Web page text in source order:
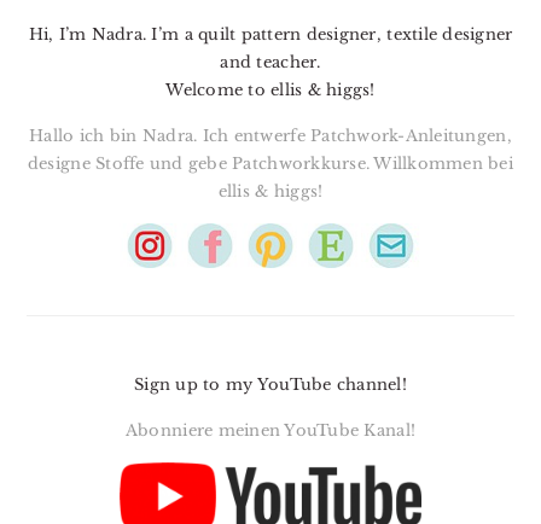
Hi, I’m Nadra. I’m a quilt pattern designer, textile designer
and teacher.
Welcome to ellis & higgs!
Hallo ich bin Nadra. Ich entwerfe Patchwork-Anleitungen,
designe Stoffe und gebe Patchworkkurse. Willkommen bei
ellis & higgs!
Sign up to my YouTube channel!
Abonniere meinen YouTube Kanal!